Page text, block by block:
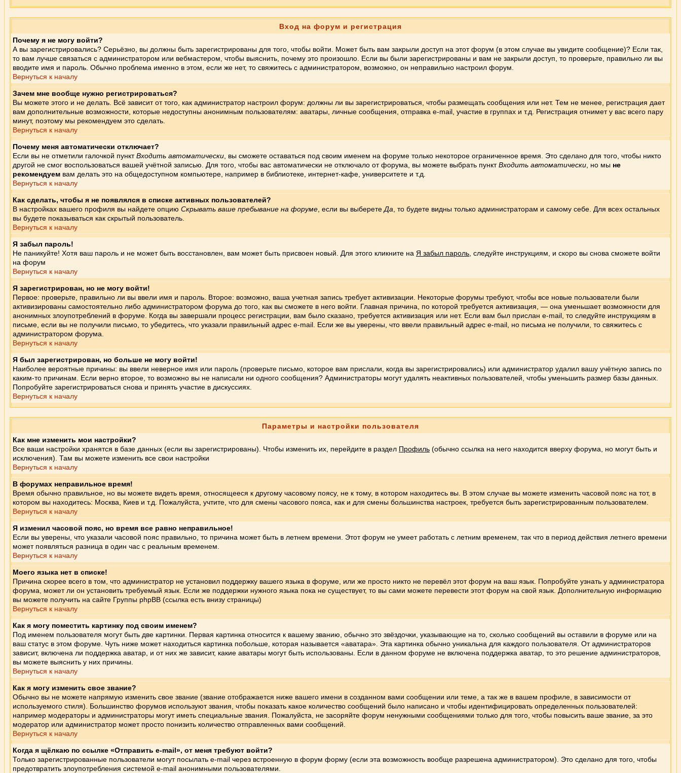
Вход на форум и регистрация
Почему я не могу войти?
А вы зарегистрировались? Серьёзно, вы должны быть зарегистрированы для того, чтобы войти. Может быть вам закрыли доступ на этот форум (в этом случае вы увидите сообщение)? Если так,
то вам лучше связаться с администратором или вебмастером, чтобы выяснить, почему это произошло. Если вы были зарегистрированы и вам не закрыли доступ, то проверьте, правильно ли вы
вводите имя и пароль. Обычно проблема именно в этом, если же нет, то свяжитесь с администратором, возможно, он неправильно настроил форум.
Вернуться к началу
Зачем мне вообще нужно регистрироваться?
Вы можете этого и не делать. Всё зависит от того, как администратор настроил форум: должны ли вы зарегистрироваться, чтобы размещать сообщения или нет. Тем не менее, регистрация дает
вам дополнительные возможности, которые недоступны анонимным пользователям: аватары, личные сообщения, отправка e-mail, участие в группах и т.д. Регистрация отнимет у вас всего пару
минут, поэтому мы рекомендуем это сделать.
Вернуться к началу
Почему меня автоматически отключает?
Если вы не отметили галочкой пунктВходить автоматически , вы сможете оставаться под своим именем на форуме только некоторое ограниченное время. Это сделано для того, чтобы никто
другой не смог воспользоваться вашей учётной записью. Для того, чтобы вас автоматически не отключало от форума, вы можете выбрать пунктВходить автоматически , но мы не
рекомендуем вам делать это на общедоступном компьютере, например в библиотеке, интернет-кафе, университете и т.д.
Вернуться к началу
Как сделать, чтобы я не появлялся в списке активных пользователей?
В настройках вашего профиля вы найдете опцию Скрывать ваше пребывание на форуме , если вы выберете Да , то будете видны только администраторам и самому себе. Для всех остальных
вы будете показываться как скрытый пользователь.
Вернуться к началу
Я забыл пароль!
Не паникуйте! Хотя ваш пароль и не может быть восстановлен, вам может быть присвоен новый. Для этого кликните на Я забыл пароль , следуйте инструкциям, и скоро вы снова сможете войти
на форум
Вернуться к началу
Я зарегистрирован, но не могу войти!
Первое: проверьте, правильно ли вы ввели имя и пароль. Второе: возможно, ваша учетная запись требует активизации. Некоторые форумы требуют, чтобы все новые пользователи были
активизированы самостоятельно либо администратором форума до того, как вы сможете в него войти. Главная причина, по которой требуется активизация, — она уменьшает возможности для
анонимных злоупотреблений в форуме. Когда вы завершали процесс регистрации, вам было сказано, требуется активизация или нет. Если вам был прислан e-mail, то следуйте инструкциям в
письме, если вы не получили письмо, то убедитесь, что указали правильный адрес e-mail. Если же вы уверены, что ввели правильный адрес e-mail, но письма не получили, то свяжитесь с
администратором форума.
Вернуться к началу
Я был зарегистрирован, но больше не могу войти!
Наиболее вероятные причины: вы ввели неверное имя или пароль (проверьте письмо, которое вам прислали, когда вы зарегистрировались) или администратор удалил вашу учётную запись по
каким-то причинам. Если верно второе, то возможно вы не написали ни одного сообщения? Администраторы могут удалять неактивных пользователей, чтобы уменьшить размер базы данных.
Попробуйте зарегистрироваться снова и принять участие в дискуссиях.
Вернуться к началу
Параметры и настройки пользователя
Как мне изменить мои настройки?
Все ваши настройки хранятся в базе данных (если вы зарегистрированы). Чтобы изменить их, перейдите в раздел Профиль (обычно ссылка на него находится вверху форума, но могут быть и
исключения). Там вы можете изменить все свои настройки
Вернуться к началу
В форумах неправильное время!
Время обычно правильное, но вы можете видеть время, относящееся к другому часовому поясу, не к тому, в котором находитесь вы. В этом случае вы можете изменить часовой пояс на тот, в
котором вы находитесь: Москва, Киев и т.д. Пожалуйста, учтите, что для смены часового пояса, как и для смены большинства настроек, требуется быть зарегистрированным пользователем.
Вернуться к началу
Я изменил часовой пояс, но время все равно неправильное!
Если вы уверены, что указали часовой пояс правильно, то причина может быть в летнем времени. Этот форум не умеет работать с летним временем, так что в период действия летнего времени
может появляться разница в один час с реальным временем.
Вернуться к началу
Моего языка нет в списке!
Причина скорее всего в том, что администратор не установил поддержку вашего языка в форуме, или же просто никто не перевёл этот форум на ваш язык. Попробуйте узнать у администратора
форума, может ли он установить требуемый язык. Если же поддержки нужного языка пока не существует, то вы сами можете перевести этот форум на свой язык. Дополнительную информацию
вы можете получить на сайте Группы phpBB (ссылка есть внизу страницы)
Вернуться к началу
Как я могу поместить картинку под своим именем?
Под именем пользователя могут быть две картинки. Первая картинка относится к вашему званию, обычно это звёздочки, указывающие на то, сколько сообщений вы оставили в форуме или на
ваш статус в этом форуме. Чуть ниже может находиться картинка побольше, которая называется «аватара». Эта картинка обычно уникальна для каждого пользователя. От администраторов
зависит, включена ли поддержка аватар, и от них же зависит, какие аватары могут быть использованы. Если в данном форуме не включена поддержка аватар, то это решение администраторов,
вы можете выяснить у них причины.
Вернуться к началу
Как я могу изменить свое звание?
Обычно вы не можете напрямую изменить свое звание (звание отображается ниже вашего имени в созданном вами сообщении или теме, а так же в вашем профиле, в зависимости от
используемого стиля). Большинство форумов используют звания, чтобы показать какое количество сообщений было написано и чтобы идентифицировать определенных пользователей:
например модераторы и администраторы могут иметь специальные звания. Пожалуйста, не засоряйте форум ненужными сообщениями только для того, чтобы повысить ваше звание, за это
модератор или администратор может просто понизить количество отправленных вами сообщений.
Вернуться к началу
Когда я щёлкаю по ссылке «Отправить e-mail», от меня требуют войти?
Только зарегистрированные пользователи могут посылать e-mail через встроенную в форум форму (если эта возможность вообще разрешена администратором). Это сделано для того, чтобы
предотвратить злоупотребления системой e-mail анонимными пользователями.